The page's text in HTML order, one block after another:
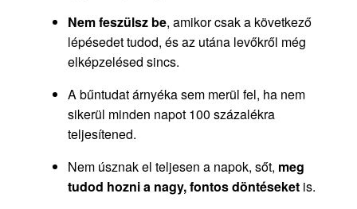
Nem feszülsz be, amikor csak a következő
lépésedet tudod, és az utána levőkről még
elképzelésed sincs.
A bűntudat árnyéka sem merül fel, ha nem
sikerül minden napot 100 százalékra
teljesítened.
Nem úsznak el teljesen a napok, sőt, meg
tudod hozni a nagy, fontos döntéseket is.